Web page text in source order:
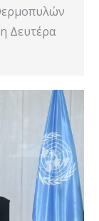
Δευτέρα